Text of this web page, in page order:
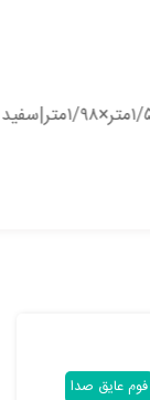
فوم عایق صدا